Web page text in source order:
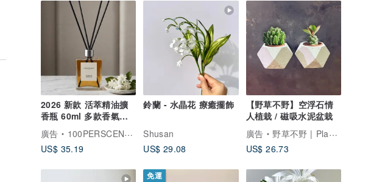
2026 新款 活萃精油擴
香瓶 60ml 多款香氣可
選 質感居家香氛
廣告
100PERSCENT HEMEI
US$ 35.19
鈴蘭 - 水晶花 療癒擺飾
Shusan
US$ 29.08
【野草不野】空浮石情
人植栽 / 磁吸水泥盆栽
廣告
野草不野 | PlantingArt
US$ 26.73
免運